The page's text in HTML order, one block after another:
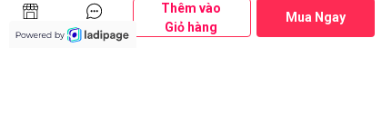
Mua Ngay
Mua Ngay
Thêm vào
Giỏ hàng
Trò chuyện